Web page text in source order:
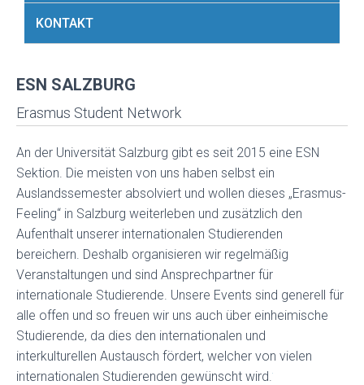
KONTAKT
ESN SALZBURG
Erasmus Student Network
An der Universität Salzburg gibt es seit 2015 eine ESN
Sektion. Die meisten von uns haben selbst ein
Auslandssemester absolviert und wollen dieses „Erasmus-
Feeling“ in Salzburg weiterleben und zusätzlich den
Aufenthalt unserer internationalen Studierenden
bereichern. Deshalb organisieren wir regelmäßig
Veranstaltungen und sind Ansprechpartner für
internationale Studierende. Unsere Events sind generell für
alle offen und so freuen wir uns auch über einheimische
Studierende, da dies den internationalen und
interkulturellen Austausch fördert, welcher von vielen
internationalen Studierenden gewünscht wird.